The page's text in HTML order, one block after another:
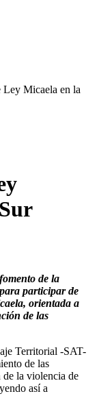
Ley Micaela en la
de la
participar de
orientada a
de las
Territorial -SAT-
de las
de la violencia de
así a